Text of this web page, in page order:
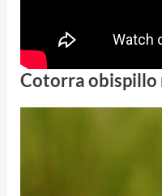
Cotorra obispillo